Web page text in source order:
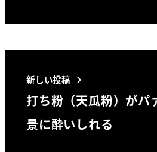
新しい投稿
打ち粉（天瓜粉）がパ
景に酔いしれる